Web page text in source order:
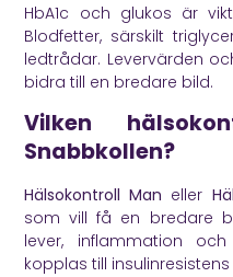
HbA1c och glukos är
Blodfetter, särskilt
ledtrådar. Levervärden
bidra till en bredare bild.
Vilken
Snabbkollen?
Hälsokontroll Man eller
som vill få en bredare
lever, inflammation
kopplas till